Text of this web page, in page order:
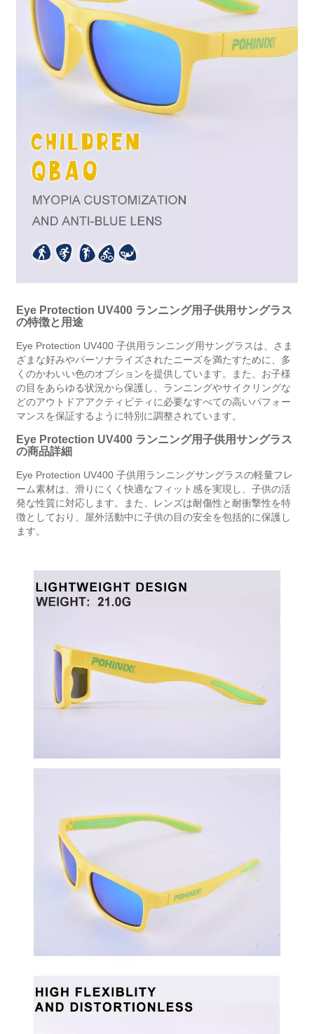
Eye Protection UV400 ランニング用子供用サングラス
の特徴と用途
Eye Protection UV400 子供用ランニング用サングラスは、さま
ざまな好みやパーソナライズされたニーズを満たすために、多
くのかわいい色のオプションを提供しています。また、お子様
の目をあらゆる状況から保護し、ランニングやサイクリングな
どのアウトドアアクティビティに必要なすべての高いパフォー
マンスを保証するように特別に調整されています。
Eye Protection UV400 ランニング用子供用サングラス
の商品詳細
Eye Protection UV400 子供用ランニングサングラスの軽量フレ
ーム素材は、滑りにくく快適なフィット感を実現し、子供の活
発な性質に対応します。また、レンズは耐傷性と耐衝撃性を特
徴としており、屋外活動中に子供の目の安全を包括的に保護し
ます。